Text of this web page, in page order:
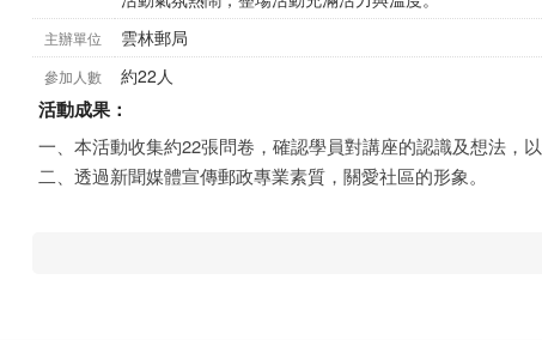
主辦單位 雲林郵局
參加人數 約22人
活動成果：
一、本活動收集約22張問卷，確認學員對講座的認識及想法，以
二、透過新聞媒體宣傳郵政專業素質，關愛社區的形象。